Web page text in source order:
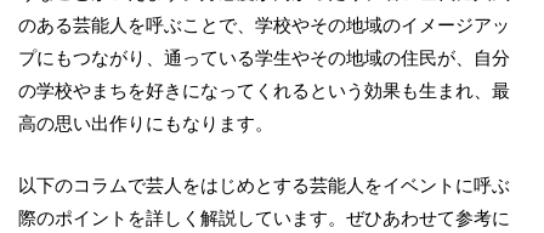
のある芸能人を呼ぶことで、学校やその地域のイメージアッ
プにもつながり、通っている学生やその地域の住民が、自分
の学校やまちを好きになってくれるという効果も生まれ、最
高の思い出作りにもなります。
以下のコラムで芸人をはじめとする芸能人をイベントに呼ぶ
際のポイントを詳しく解説しています。ぜひあわせて参考に